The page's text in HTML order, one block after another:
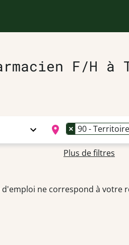
F/H
× 90 -
Plus de filtres
ne correspond à votre